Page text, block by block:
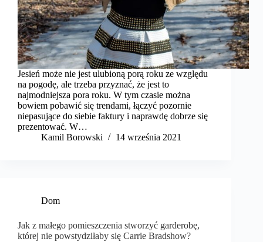
Jesień może nie jest ulubioną porą roku ze względu
na pogodę, ale trzeba przyznać, że jest to
najmodniejsza pora roku. W tym czasie można
bowiem pobawić się trendami, łączyć pozornie
niepasujące do siebie faktury i naprawdę dobrze się
prezentować. W…
Kamil Borowski
14 września 2021
Dom
Jak z małego pomieszczenia stworzyć garderobę,
której nie powstydziłaby się Carrie Bradshow?